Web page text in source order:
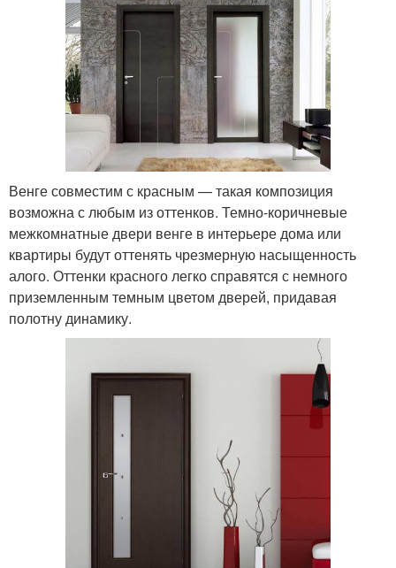
Венге совместим с красным — такая композиция
возможна с любым из оттенков. Темно-коричневые
межкомнатные двери венге в интерьере дома или
квартиры будут оттенять чрезмерную насыщенность
алого. Оттенки красного легко справятся с немного
приземленным темным цветом дверей, придавая
полотну динамику.